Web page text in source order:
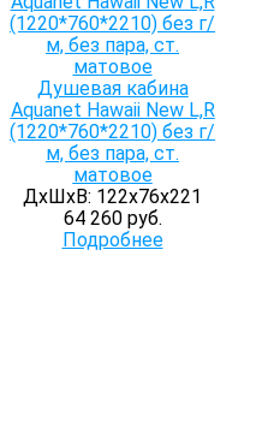
Душевая кабина
Aquanet Hawaii New L,R
(1220*760*2210) без г/
м, без пара, ст.
матовое
ДхШхВ: 122х76х221
64 260 руб.
Подробнее